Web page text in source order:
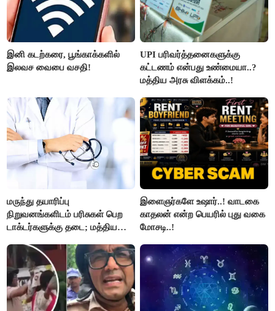
இனி கடற்கரை, பூங்காக்களில்
இலவச வைபை வசதி!
UPI பரிவர்த்தனைகளுக்கு
கட்டணம் என்பது உண்மையா..?
மத்திய அரசு விளக்கம்..!
மருந்து தயாரிப்பு
நிறுவனங்களிடம் பரிசுகள் பெற
டாக்டர்களுக்கு தடை; மத்திய
இளைஞர்களே உஷார்..! வாடகை
காதலன் என்ற பெயரில் புது வகை
மோசடி..!